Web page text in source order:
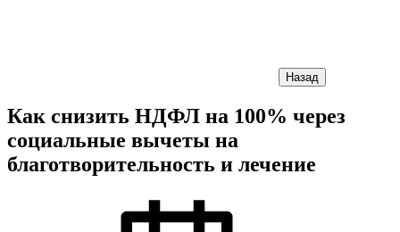
Назад
Как снизить НДФЛ на 100% через
социальные вычеты на
благотворительность и лечение